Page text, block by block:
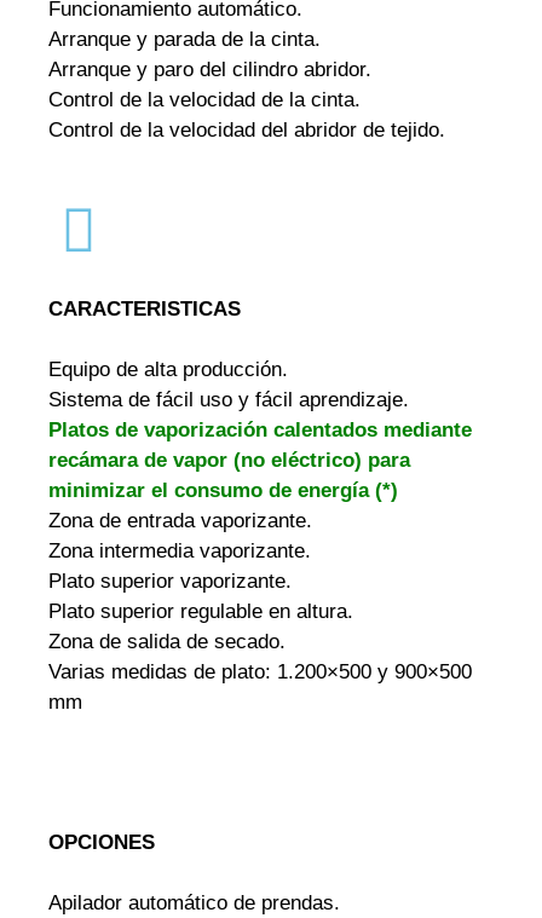
Funcionamiento automático.
Arranque y parada de la cinta.
Arranque y paro del cilindro abridor.
Control de la velocidad de la cinta.
Control de la velocidad del abridor de tejido.
CARACTERISTICAS
Equipo de alta producción.
Sistema de fácil uso y fácil aprendizaje.
Platos de vaporización calentados mediante
recámara de vapor (no eléctrico) para
minimizar el consumo de energía (*)
Zona de entrada vaporizante.
Zona intermedia vaporizante.
Plato superior vaporizante.
Plato superior regulable en altura.
Zona de salida de secado.
Varias medidas de plato: 1.200×500 y 900×500
mm
OPCIONES
Apilador automático de prendas.